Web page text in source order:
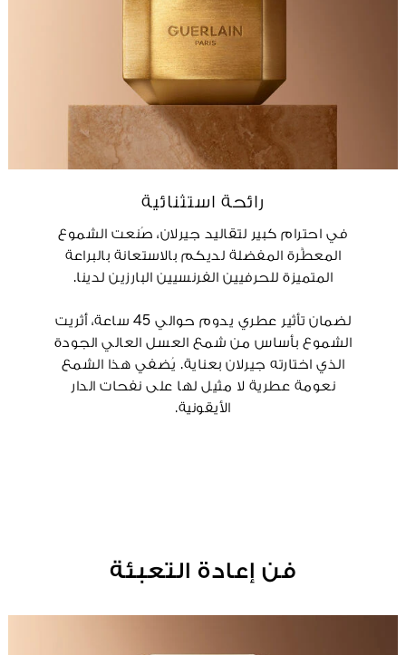
رائحة استثنائية
في احترام كبير لتقاليد جيرلان، صُنعت الشموع
المعطَّرة المفضلة لديكم بالاستعانة بالبراعة
المتميزة للحرفيين الفرنسيين البارزين لدينا.
لضمان تأثير عطري يدوم حوالي 45 ساعة، أُثريت
الشموع بأساس من شمع العسل العالي الجودة
الذي اختارته جيرلان بعناية. يُضفي هذا الشمع
نعومة عطرية لا مثيل لها على نفحات الدار
الأيقونية.
فن إعادة التعبئة